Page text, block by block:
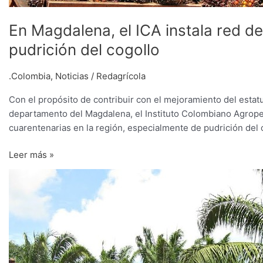
En Magdalena, el ICA instala red
pudrición del cogollo
.Colombia, Noticias / Redagrícola
Con el propósito de contribuir con el mejoramiento del
departamento del Magdalena, el Instituto Colombiano
cuarentenarias en la región, especialmente de pudrición del
Leer más »
Proponen
de
palmas
aceiteras
afectadas